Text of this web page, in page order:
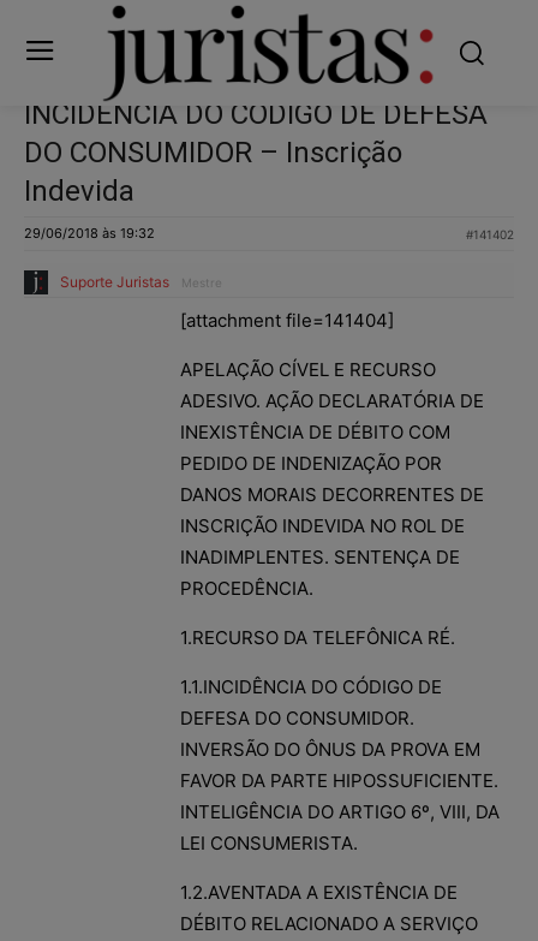
INCIDÊNCIA DO CÓDIGO DE DEFESA
DO CONSUMIDOR – Inscrição
Indevida
29/06/2018 às 19:32 #141402
Suporte Juristas Mestre
[attachment file=141404]
APELAÇÃO CÍVEL E RECURSO
ADESIVO. AÇÃO DECLARATÓRIA DE
INEXISTÊNCIA DE DÉBITO COM
PEDIDO DE INDENIZAÇÃO POR
DANOS MORAIS DECORRENTES DE
INSCRIÇÃO INDEVIDA NO ROL DE
INADIMPLENTES. SENTENÇA DE
PROCEDÊNCIA.
1.RECURSO DA TELEFÔNICA RÉ.
1.1.INCIDÊNCIA DO CÓDIGO DE
DEFESA DO CONSUMIDOR.
INVERSÃO DO ÔNUS DA PROVA EM
FAVOR DA PARTE HIPOSSUFICIENTE.
INTELIGÊNCIA DO ARTIGO 6º, VIII, DA
LEI CONSUMERISTA.
1.2.AVENTADA A EXISTÊNCIA DE
DÉBITO RELACIONADO A SERVIÇO